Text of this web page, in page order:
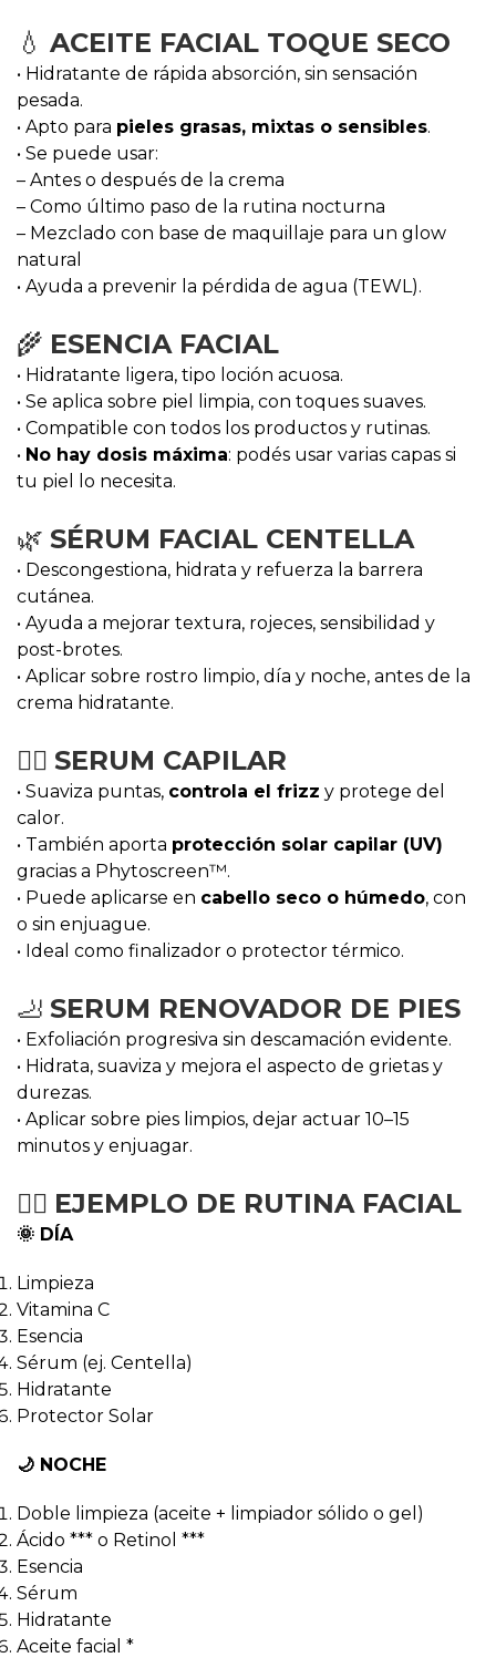
💧 ACEITE FACIAL TOQUE SECO
• Hidratante de rápida absorción, sin sensación
pesada.
• Apto para pieles grasas, mixtas o sensibles.
• Se puede usar:
– Antes o después de la crema
– Como último paso de la rutina nocturna
– Mezclado con base de maquillaje para un glow
natural
• Ayuda a prevenir la pérdida de agua (TEWL).
🌾 ESENCIA FACIAL
• Hidratante ligera, tipo loción acuosa.
• Se aplica sobre piel limpia, con toques suaves.
• Compatible con todos los productos y rutinas.
• No hay dosis máxima: podés usar varias capas si
tu piel lo necesita.
🌿 SÉRUM FACIAL CENTELLA
• Descongestiona, hidrata y refuerza la barrera
cutánea.
• Ayuda a mejorar textura, rojeces, sensibilidad y
post-brotes.
• Aplicar sobre rostro limpio, día y noche, antes de la
crema hidratante.
💆‍♀️ SERUM CAPILAR
• Suaviza puntas, controla el frizz y protege del
calor.
• También aporta protección solar capilar (UV)
gracias a Phytoscreen™.
• Puede aplicarse en cabello seco o húmedo, con
o sin enjuague.
• Ideal como finalizador o protector térmico.
🦶 SERUM RENOVADOR DE PIES
• Exfoliación progresiva sin descamación evidente.
• Hidrata, suaviza y mejora el aspecto de grietas y
durezas.
• Aplicar sobre pies limpios, dejar actuar 10–15
minutos y enjuagar.
🧖‍♀️ EJEMPLO DE RUTINA FACIAL
🌞 DÍA
Limpieza
Vitamina C
Esencia
Sérum (ej. Centella)
Hidratante
Protector Solar
🌙 NOCHE
Doble limpieza (aceite + limpiador sólido o gel)
Ácido *** o Retinol ***
Esencia
Sérum
Hidratante
Aceite facial *